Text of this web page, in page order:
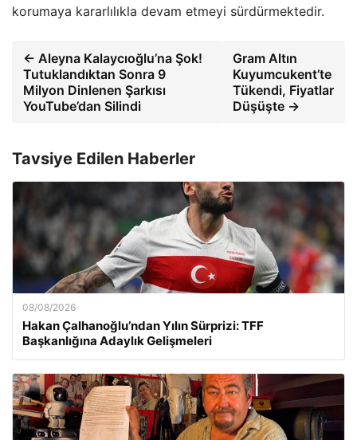
korumaya kararlılıkla devam etmeyi sürdürmektedir.
← Aleyna Kalaycıoğlu’na Şok!
Tutuklandıktan Sonra 9
Milyon Dinlenen Şarkısı
YouTube’dan Silindi
Gram Altın
Kuyumcukent’te
Tükendi, Fiyatlar
Düşüşte →
Tavsiye Edilen Haberler
08/08/2026
Hakan Çalhanoğlu’ndan Yılın Sürprizi: TFF
Başkanlığına Adaylık Gelişmeleri